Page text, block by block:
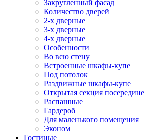
Закругленный фасад
Количество дверей
2-х дверные
3-х дверные
4-х дверные
Особенности
Во всю стену
Встроенные шкафы-купе
Под потолок
Раздвижные шкафы-купе
Открытая секция посередине
Распашные
Гардероб
Для маленького помещения
Эконом
Гостиные